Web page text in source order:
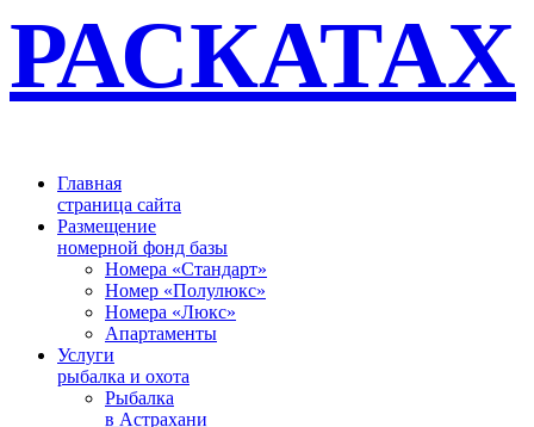
РАСКАТАХ
­Главная
страница сайта
Размещение
номерной фонд базы
Номера «Стандарт»
Номер «Полулюкс»
Номера «Люкс»
Апартаменты
Услуги
рыбалка и охота
Рыбалка
в Астрахани